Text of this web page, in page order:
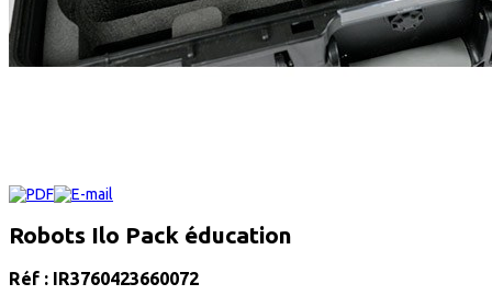
Robots Ilo Pack éducation
Réf : IR3760423660072